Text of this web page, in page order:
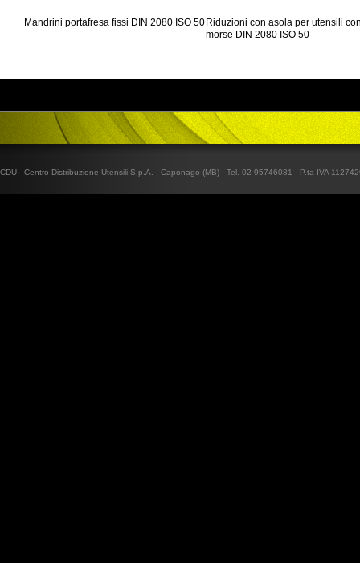
Mandrini portafresa fissi DIN 2080 ISO 50 Riduzioni con asola per utensili
morse DIN 2080 ISO 50
CDU - Centro Distribuzione Utensili S.p.A. - Caponago (MB) - Tel. 02 95746081 - P.ta IVA